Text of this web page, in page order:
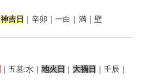
神吉日 ｜辛卯｜一白｜満｜壁
｜五墓:水｜ 地火日 大禍日
｜壬辰｜